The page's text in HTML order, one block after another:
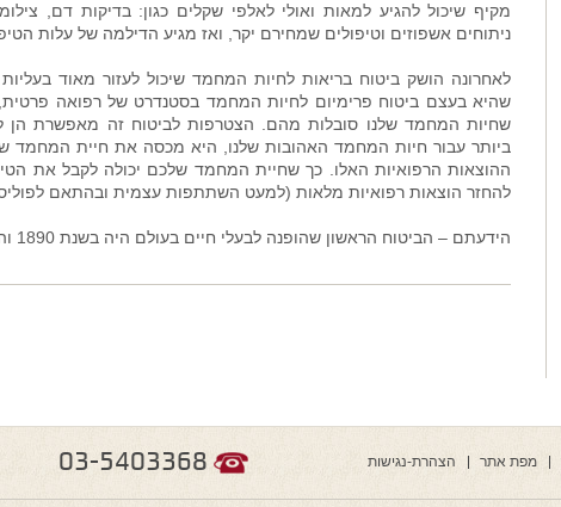
מקיף שיכול להגיע למאות ואולי לאלפי שקלים כגון: בדיקות דם,
ניתוחים אשפוזים וטיפולים שמחירם יקר, ואז מגיע הדילמה של עלות
לאחרונה הושק ביטוח בריאות לחיות המחמד שיכול לעזור מאוד
שהיא בעצם ביטוח פרימיום לחיות המחמד בסטנדרט של רפואה
שחיות המחמד שלנו סובלות מהם. הצטרפות לביטוח זה מאפשרת הן
ביותר עבור חיות המחמד האהובות שלנו, היא מכסה את חיית
ההוצאות הרפואיות האלו. כך שחיית המחמד שלכם יכולה לקבל את
להחזר הוצאות רפואיות מלאות (למעט השתתפות עצמית ובהתאם
הידעתם – הביטוח הראשון שהופנה לבעלי חיים בעולם היה בשנת 1890 והיה בשביל חיות משק וסוסים .
מפת אתר הצהרת-נגישות 03-5403368